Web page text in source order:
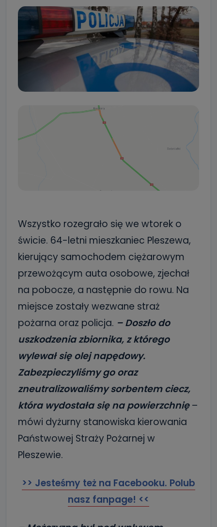
Wszystko rozegrało się we wtorek o
świcie. 64-letni mieszkaniec Pleszewa,
kierujący samochodem ciężarowym
przewożącym auta osobowe, zjechał
na pobocze, a następnie do rowu. Na
miejsce zostały wezwane straż
pożarna oraz policja. – Doszło do
uszkodzenia zbiornika, z którego
wylewał się olej napędowy.
Zabezpieczyliśmy go oraz
zneutralizowaliśmy sorbentem ciecz,
która wydostała się napowierzchnię –
mówi dyżurny stanowiska kierowania
Państwowej Straży Pożarnej w
Pleszewie.
>> Jesteśmy też na Facebooku. Polub
nasz fanpage! <<